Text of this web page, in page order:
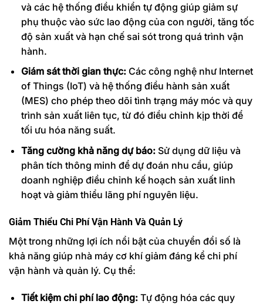
và các hệ thống điều khiển tự động giúp giảm sự
phụ thuộc vào sức lao động của con người, tăng tốc
độ sản xuất và hạn chế sai sót trong quá trình vận
hành.
Giám sát thời gian thực:Các công nghệ như Internet
of Things (IoT) và hệ thống điều hành sản xuất
(MES) cho phép theo dõi tình trạng máy móc và quy
trình sản xuất liên tục, từ đó điều chỉnh kịp thời để
tối ưu hóa năng suất.
Tăng cường khả năng dự báo:Sử dụng dữ liệu và
phân tích thông minh để dự đoán nhu cầu, giúp
doanh nghiệp điều chỉnh kế hoạch sản xuất linh
hoạt và giảm thiểu lãng phí nguyên liệu.
Giảm Thiểu Chi Phí Vận Hành Và Quản Lý
Một trong những lợi ích nổi bật của chuyển đổi số là
khả năng giúp nhà máy cơ khí giảm đáng kể chi phí
vận hành và quản lý. Cụ thể:
Tiết kiệm chi phí lao động:Tự động hóa các quy